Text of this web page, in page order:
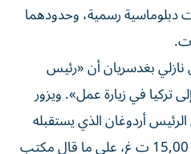
دبلوماسية رسمية، وحدودهما
بغدسريان أن «رئيس
تركيا في زيارة عمل». ويزور
الرئيس أردوغان الذي يستقبله
في قصر دولمة حوالي الساعة 15,00 ت غ، على ما قال مكتب